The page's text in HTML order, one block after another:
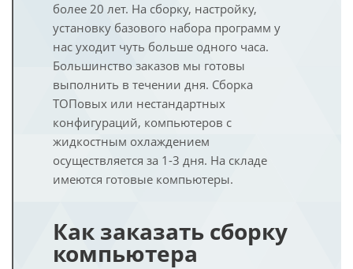
более 20 лет. На сборку, настройку,
установку базового набора программ у
нас уходит чуть больше одного часа.
Большинство заказов мы готовы
выполнить в течении дня. Сборка
ТОПовых или нестандартных
конфигураций, компьютеров с
жидкостным охлаждением
осуществляется за 1-3 дня. На складе
имеются готовые компьютеры.
Как заказать сборку
компьютера